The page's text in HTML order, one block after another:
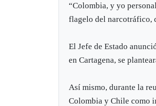
“Colombia, y yo
flagelo del narcotráfico,
El Jefe de Estado
en Cartagena, se
Así mismo, durante la
Colombia y Chile como